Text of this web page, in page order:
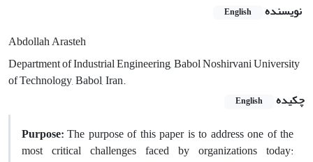
نویسنده English
Abdollah Arasteh
Department of Industrial Engineering, Babol Noshirvani University
of Technology, Babol, Iran.
چکیده
English
Purpose:The purpose of this paper is to address one of the
most critical challenges faced by organizations today: